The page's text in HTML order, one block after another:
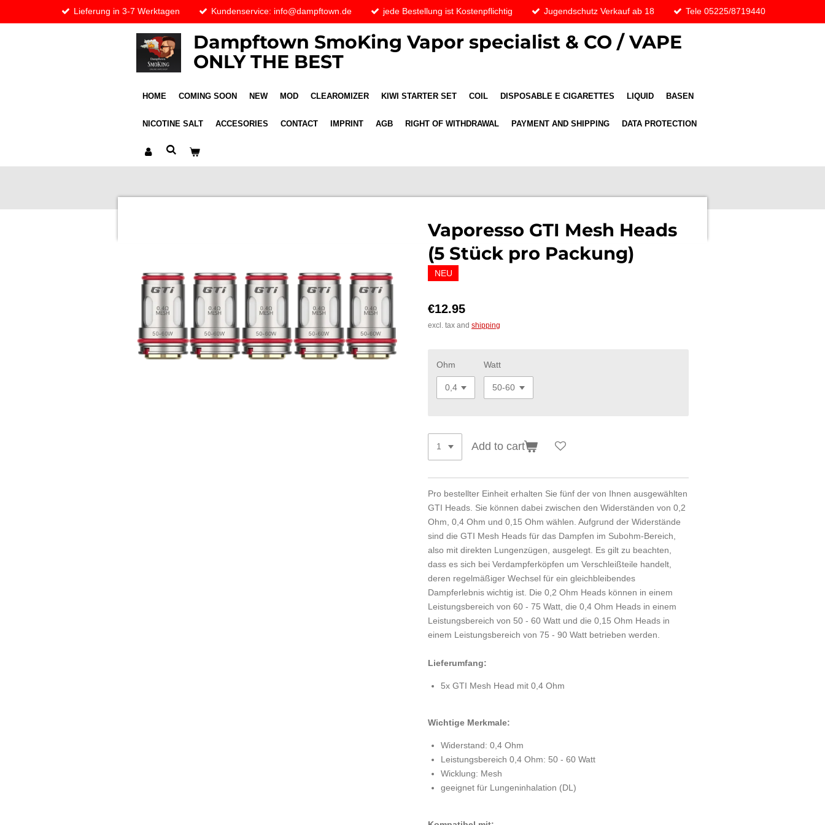
to
Lieferung in 3-7 Werktagen Kundenservice: info@dampftown.de jede Bestellung ist Kostenpflichtig Jugendschutz Verkauf ab 18 Tele 05225/8719440
Dampftown SmoKing Vapor specialist & CO / VAPE
ONLY THE BEST
HOME COMING SOON NEW MOD CLEAROMIZER KIWI STARTER SET COIL DISPOSABLE E CIGARETTES LIQUID BASEN
NICOTINE SALT ACCESORIES CONTACT IMPRINT AGB RIGHT OF WITHDRAWAL PAYMENT AND SHIPPING DATA PROTECTION
Vaporesso GTI Mesh Heads
(5 Stück pro Packung)
NEU
€12.95
excl. tax and shipping
Ohm Watt
Add to cart
Pro bestellter Einheit erhalten Sie fünf der von Ihnen ausgewählten
GTI Heads. Sie können dabei zwischen den Widerständen von 0,2
Ohm, 0,4 Ohm und 0,15 Ohm wählen. Aufgrund der Widerstände
sind die GTI Mesh Heads für das Dampfen im Subohm-Bereich,
also mit direkten Lungenzügen, ausgelegt. Es gilt zu beachten,
dass es sich bei Verdampferköpfen um Verschleißteile handelt,
deren regelmäßiger Wechsel für ein gleichbleibendes
Dampferlebnis wichtig ist. Die 0,2 Ohm Heads können in einem
Leistungsbereich von 60 - 75 Watt, die 0,4 Ohm Heads in einem
Leistungsbereich von 50 - 60 Watt und die 0,15 Ohm Heads in
einem Leistungsbereich von 75 - 90 Watt betrieben werden.
Lieferumfang:
5x GTI Mesh Head mit 0,4 Ohm
Wichtige Merkmale:
Widerstand: 0,4 Ohm
Leistungsbereich 0,4 Ohm: 50 - 60 Watt
Wicklung: Mesh
geeignet für Lungeninhalation (DL)